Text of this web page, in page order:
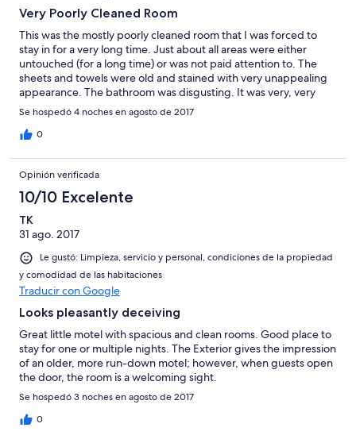
Very Poorly Cleaned Room
This was the mostly poorly cleaned room that I was forced to
stay in for a very long time. Just about all areas were either
untouched (for a long time) or was not paid attention to. The
sheets and towels were old and stained with very unappealing
appearance. The bathroom was disgusting. It was very, very
poorly cleaned with urine on the commode and dried urine on
the floor. The tub had scum buildup from about two weeks of
not being cleaned. The countertops in the bathroom and
clean sheets and towels. My wife felt compelled to clean the
room herself. We learned that the hotel owner is using untrained
staff members to clean the rooms. Additionally, the supervisor
who was responsible for checking room cleanliness, did check
our room, and identified it as having no problems. This is a very
poorly managed hotel.
Se hospedó 4 noches en agosto de 2017
0
Opinión verificada
10/10 Excelente
TK
31 ago. 2017
Le gustó: Limpieza, servicio y personal, condiciones de la propiedad
y comodidad de las habitaciones
Traducir con Google
Looks pleasantly deceiving
Great little motel with spacious and clean rooms. Good place to
stay for one or multiple nights. The Exterior gives the impression
of an older, more run-down motel; however, when guests open
the door, the room is a welcoming sight.
Se hospedó 3 noches en agosto de 2017
0